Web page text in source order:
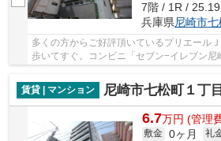
7階 / 1R / 25.19
兵庫県尼崎市七
多くの方からご好評頂いているプリエール
歩いてすぐ。コンビニ「セブン−イレブン
賃貸 | マンション
尼崎市七松町１丁
6.7万円 (管理
敷金 0ヶ月 礼